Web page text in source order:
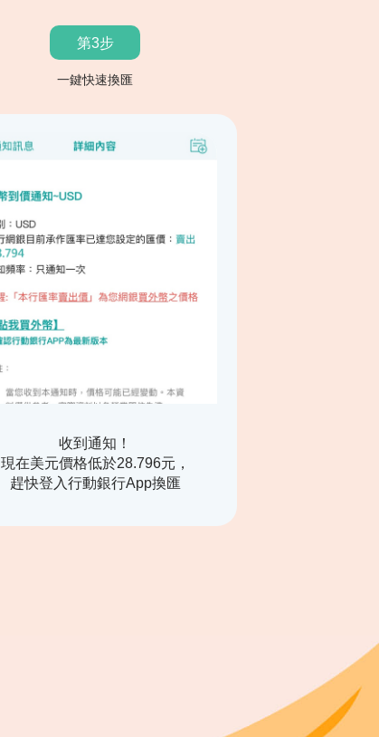
第3步
一鍵快速換匯
收到通知！
現在美元價格低於28.796元，
趕快登入行動銀行App換匯